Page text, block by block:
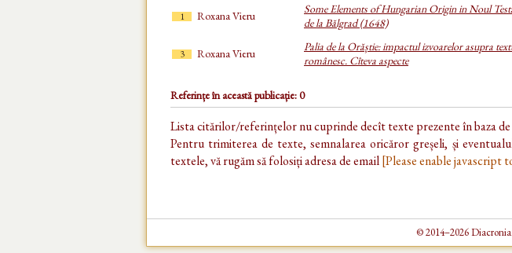
1 Roxana Vieru
Some Elements of Hungarian Origin in Noul
de la Bălgrad (1648)
3 Roxana Vieru
Palia de la Orăștie: impactul izvoarelor asupra
românesc. Cîteva aspecte
Referințe în această publicație: 0
Lista citărilor/referințelor nu cuprinde decît texte prezente în baza de
Pentru trimiterea de texte, semnalarea oricăror greșeli, și
textele, vă rugăm să folosiți adresa de email[Please enable javascript
© 2014–2026